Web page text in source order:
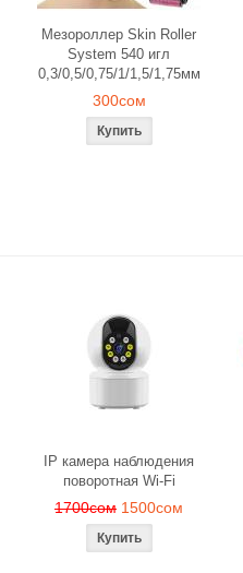
Мезороллер Skin Roller
System 540 игл
0,3/0,5/0,75/1/1,5/1,75мм
300сом
IP камера наблюдения
поворотная Wi-Fi
1700сом 1500сом